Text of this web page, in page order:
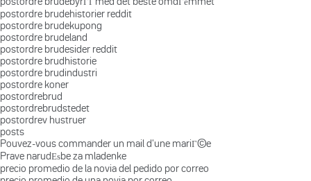
postordre brudehistorier reddit
postordre brudekupong
postordre brudeland
postordre brudesider reddit
postordre brudhistorie
postordre brudindustri
postordre koner
postordrebrud
postordrebrudstedet
postordrev hustruer
posts
Pouvez-vous commander un mail d'une mariГ©e
Prave narudЕѕbe za mladenke
precio promedio de la novia del pedido por correo